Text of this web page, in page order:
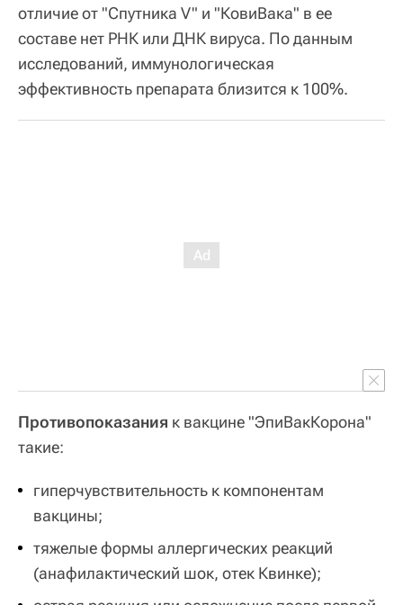
отличие от "Спутника V" и "КовиВака" в ее
составе нет РНК или ДНК вируса. По данным
исследований, иммунологическая
эффективность препарата близится к 100%.
Противопоказания к вакцине "ЭпиВакКорона"
такие:
гиперчувствительность к компонентам
вакцины;
тяжелые формы аллергических реакций
(анафилактический шок, отек Квинке);